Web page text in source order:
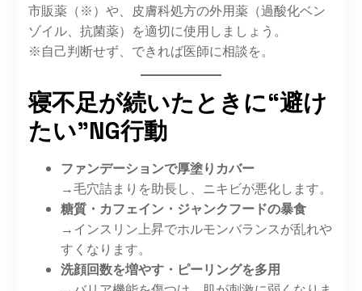
市販薬（※）や、皮膚科処方の外用薬（過酸化ベン
ゾイル、抗菌薬）を適切に使用しましょう。
※自己判断せず、できれば医師に相談を。
寝不足が続いたときに“避け
たい”NG行動
ファンデーションで厚塗りカバー
→毛穴詰まりを助長し、ニキビが悪化します。
糖質・カフェイン・ジャンクフードの暴食
→インスリン上昇でホルモンバランスが乱れや
すくなります。
洗顔回数を増やす・ピーリングを多用